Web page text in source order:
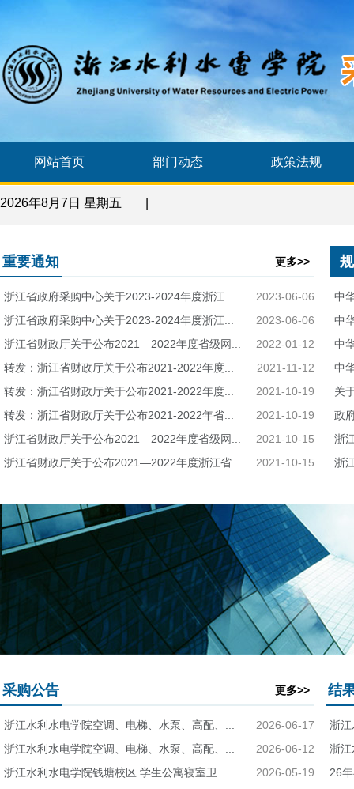
网站首页 部门动态 政策法规
2026年8月7日 星期五
重要通知 更多>>
浙江省政府采购中心关于2023-2024年度浙江...
2023-06-06
浙江省政府采购中心关于2023-2024年度浙江...
2023-06-06
浙江省财政厅关于公布2021—2022年度省级网...
2022-01-12
转发：浙江省财政厅关于公布2021-2022年度...
2021-11-12
转发：浙江省财政厅关于公布2021-2022年度...
2021-10-19
转发：浙江省财政厅关于公布2021-2022年省...
2021-10-19
浙江省财政厅关于公布2021—2022年度省级网...
2021-10-15
浙江省财政厅关于公布2021—2022年度浙江省...
2021-10-15
中
中
中
中
关
政
浙
浙
采购公告 更多>>
浙江水利水电学院空调、电梯、水泵、高配、...
2026-06-17
浙江水利水电学院空调、电梯、水泵、高配、...
2026-06-12
浙江水利水电学院钱塘校区 学生公寓寝室卫...
2026-05-19
结
浙江
浙江
26